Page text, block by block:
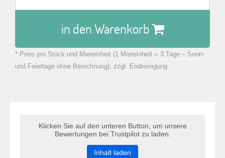
in den Warenkorb
zu Warenkorb hinzugefügt.
* Preis pro Stück und Mieteinheit (1 Mieteinheit = 3 Tage – Sonn-
und Feiertage ohne Berechnung), zzgl. Endreinigung
Klicken Sie auf den unteren Button, um unsere
Bewertungen bei Trustpilot zu laden.
Inhalt laden